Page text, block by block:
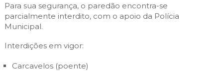
Para sua segurança, o paredão encontra-se
parcialmente interdito, com o apoio da Polícia
Municipal.
Interdições em vigor:
Carcavelos (poente)